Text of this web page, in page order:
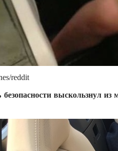
reddit
безопасности выскользнул